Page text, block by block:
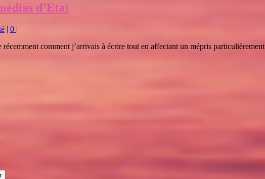
d’Etat
| 0 |
comment j’arrivais à écrire tout en affectant un mépris